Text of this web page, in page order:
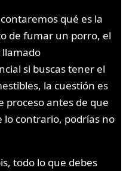
qué es la
de fumar un porro, el
llamado
si buscas tener el
la cuestión es
proceso antes de que
lo contrario, podrías no
todo lo que debes